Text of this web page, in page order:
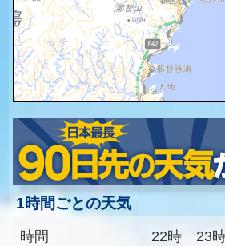
1時間ごとの天気
時間
22時 23